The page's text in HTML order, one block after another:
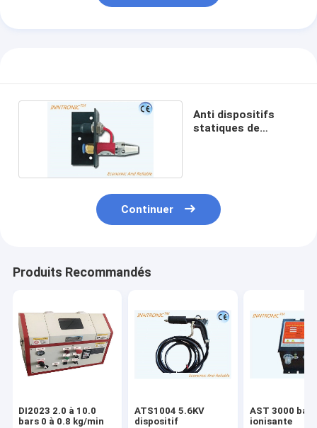
Anti dispositifs
statiques de
Continuer
Produits Recommandés
DI2023 2.0 à 10.0
bars 0 à 0.8 kg/min
ATS1004 5.6KV
dispositif
AST 3000
ionisante